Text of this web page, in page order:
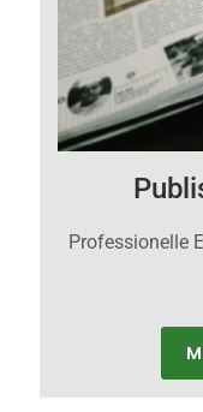
Professionelle